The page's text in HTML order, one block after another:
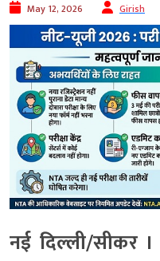
May 12, 2026 Girish
नई दिल्ली/सीकर ।